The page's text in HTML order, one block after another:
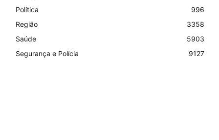
Política
996
Região
3358
Saúde
5903
Segurança e Polícia
9127